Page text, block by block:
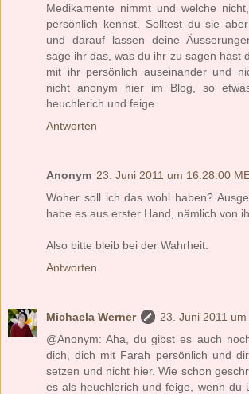
Medikamente nimmt und welche
persönlich kennst. Solltest du sie
und darauf lassen deine
sage ihr das, was du ihr zu sagen hast
mit ihr persönlich auseinander und
nicht anonym hier im Blog, so
heuchlerich und feige.
Antworten
Anonym 23. Juni 2011 um 16:28:00
Woher soll ich das wohl haben?
habe es aus erster Hand, nämlich von
Also bitte bleib bei der Wahrheit.
Antworten
Michaela Werner
23. Juni 2011
@Anonym: Aha, du gibst es auch
dich, dich mit Farah persönlich und
setzen und nicht hier. Wie schon
es als heuchlerich und feige, wenn du